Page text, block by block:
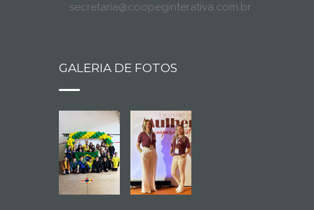
secretaria@coopeginterativa.com.br
GALERIA DE FOTOS